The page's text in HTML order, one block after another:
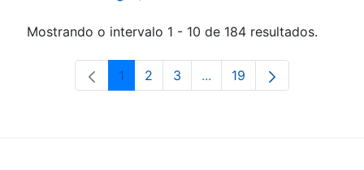
Mostrando o intervalo 1 - 10 de 184 resultados.
Páxina
1 Páxina
2 Páxina
3 ...Páxinas intermedias Use
Páxina
19